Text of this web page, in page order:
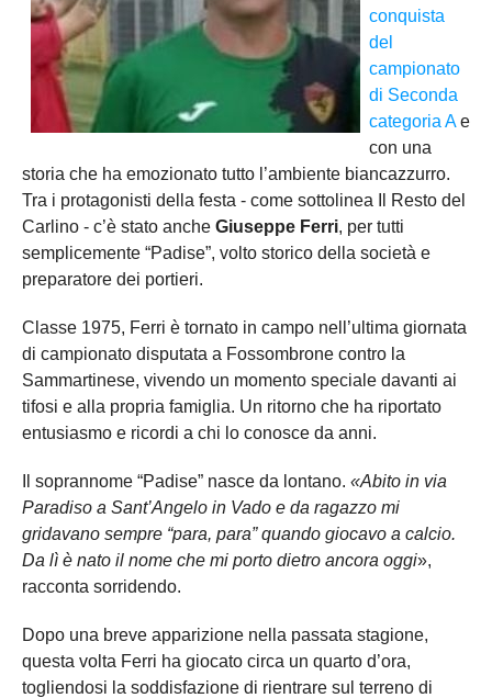
conquista
del
campionato
di Seconda
categoria Ae
con una
storia che ha emozionato tutto l’ambiente biancazzurro.
Tra i protagonisti della festa - come sottolinea Il Resto del
Carlino - c’è stato anche Giuseppe Ferri, per tutti
semplicemente “Padise”, volto storico della società e
preparatore dei portieri.
Classe 1975, Ferri è tornato in campo nell’ultima giornata
di campionato disputata a Fossombrone contro la
Sammartinese, vivendo un momento speciale davanti ai
tifosi e alla propria famiglia. Un ritorno che ha riportato
entusiasmo e ricordi a chi lo conosce da anni.
Il soprannome “Padise” nasce da lontano. «Abito in via
Paradiso a Sant’Angelo in Vado e da ragazzo mi
gridavano sempre “para, para” quando giocavo a calcio.
Da lì è nato il nome che mi porto dietro ancora oggi»,
racconta sorridendo.
Dopo una breve apparizione nella passata stagione,
questa volta Ferri ha giocato circa un quarto d’ora,
togliendosi la soddisfazione di rientrare sul terreno di